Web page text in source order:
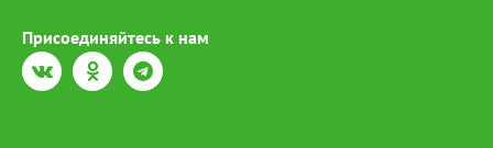
Присоединяйтесь к нам